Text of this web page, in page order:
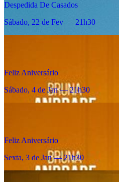
Despedida De Casados
Sábado, 22 de Fev — 21h30
Feliz Aniversário
Sábado, 4 de Jan — 21h30
Feliz Aniversário
Sexta, 3 de Jan — 21h30